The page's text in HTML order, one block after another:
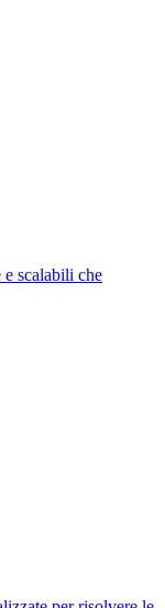
scalabili che